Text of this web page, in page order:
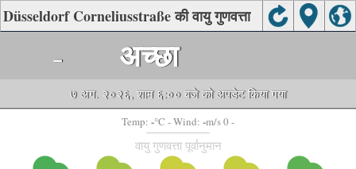
Düsseldorf Corneliusstraße की वायु गुणवत्ता
- अच्छा
७ अग. २०२६, शाम ६:०० बजे को अपडेट किया गया
Temp: -°C - Wind: -m/s 0 -
वायु गुणवत्ता पूर्वानुमान